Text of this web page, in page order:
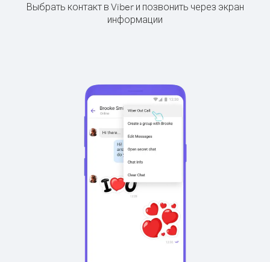
Выбрать контакт в Viber и позвонить через экран
информации